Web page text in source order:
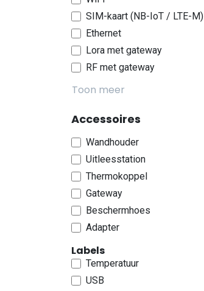
SIM-kaart (NB-IoT / LTE-M)
Ethernet
Lora met gateway
RF met gateway
Toon meer
Accessoires
Wandhouder
Uitleesstation
Thermokoppel
Gateway
Beschermhoes
Adapter
Labels
Temperatuur
USB